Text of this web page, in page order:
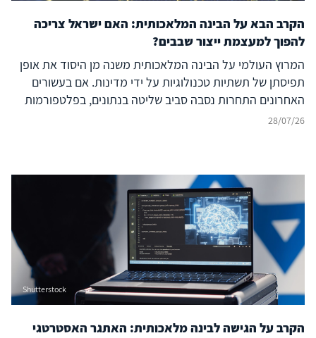
הקרב הבא על הבינה המלאכותית: האם ישראל צריכה
להפוך למעצמת ייצור שבבים?
המרוץ העולמי על הבינה המלאכותית משנה מן היסוד את אופן
תפיסתן של תשתיות טכנולוגיות על ידי מדינות. אם בעשורים
האחרונים התחרות נסבה סביב שליטה בנתונים, בפלטפורמות
דיגיטליות ובמודלים של בינה מלאכותית, הרי שכיום מתברר כי
מחשוב עתיר ביצועים (Compute) וכלה במרכזי נתונים, אנרגיה
ומודלים מתקדמים. התחרות אינה עוד על רכיב בודד של
מערכת הבינה המלאכותית, אלא על היכולת להחזיק בנתחים
משמעותיים של ה-AI Stack כולו.
28/07/26
Shutterstock
הקרב על הגישה לבינה מלאכותית: האתגר האסטרטגי